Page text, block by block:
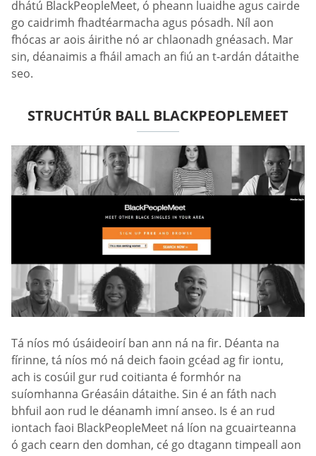
dhátú BlackPeopleMeet, ó pheann luaidhe agus cairde
go caidrimh fhadtéarmacha agus pósadh. Níl aon
fhócas ar aois áirithe nó ar chlaonadh gnéasach. Mar
sin, déanaimis a fháil amach an fiú an t-ardán dátaithe
seo.
STRUCHTÚR BALL BLACKPEOPLEMEET
Tá níos mó úsáideoirí ban ann ná na fir. Déanta na
fírinne, tá níos mó ná deich faoin gcéad ag fir iontu,
ach is cosúil gur rud coitianta é formhór na
suíomhanna Gréasáin dátaithe. Sin é an fáth nach
bhfuil aon rud le déanamh imní anseo. Is é an rud
iontach faoi BlackPeopleMeet ná líon na gcuairteanna
ó gach cearn den domhan, cé go dtagann timpeall aon